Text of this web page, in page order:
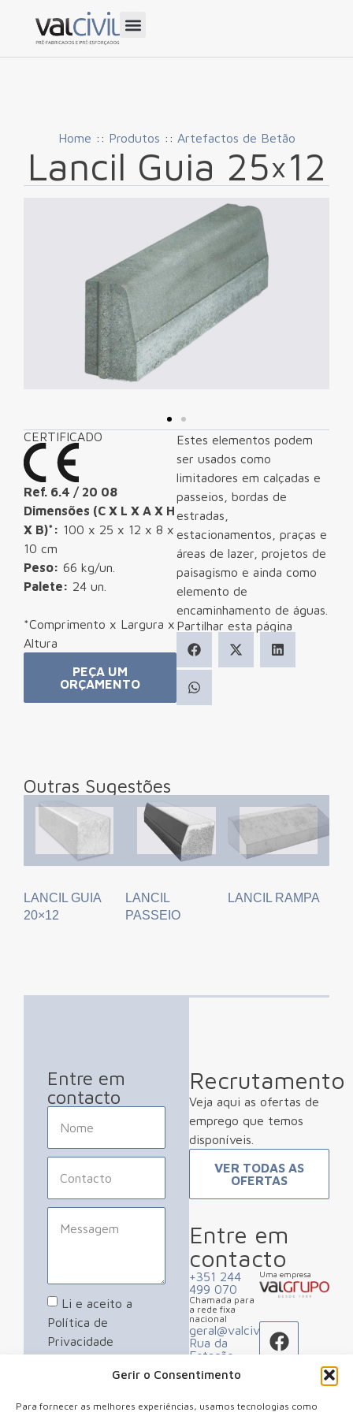
Gerir o Consentimento
Para fornecer as melhores experiências, usamos tecnologias como
Home :: Produtos :: Artefactos de Betão
Lancil Guia 25×12
CERTIFICADO
Ref. 6.4 / 20 08
Dimensões (C X L X A X H
X B)*: 100 x 25 x 12 x 8 x
10 cm
Peso: 66 kg/un.
Palete: 24 un.
*Comprimento x Largura x
Altura
PEÇA UM
ORÇAMENTO
Estes elementos podem
ser usados como
limitadores em calçadas e
passeios, bordas de
estradas,
estacionamentos, praças e
áreas de lazer, projetos de
paisagismo e ainda como
elemento de
encaminhamento de águas.
Partilhar esta página
Outras Sugestões
LANCIL GUIA
20×12
LANCIL
PASSEIO
LANCIL RAMPA
Recrutamento
Veja aqui as ofertas de
emprego que temos
disponíveis.
VER TODAS AS
OFERTAS
Entre em
contacto
+351 244
499 070
Chamada para
a rede fixa
nacional
geral@valcivil.pt
Rua da
Estação,
Apartado 2
2480-184
Mós
Uma empresa
Entre em
contacto
Li e aceito a
Política de
Privacidade
ENVIAR